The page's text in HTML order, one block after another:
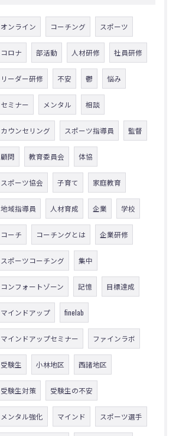
オンライン コーチング スポーツ
コロナ 部活動 人材研修 社員研修
リーダー研修 不安 鬱 悩み
セミナー メンタル 相談
カウンセリング スポーツ指導員 監督
顧問 教育委員会 体協
スポーツ協会 子育て 家庭教育
地域指導員 人材育成 企業 学校
コーチ コーチングとは 企業研修
スポーツコーチング 集中
コンフォートゾーン 記憶 目標達成
マインドアップ finelab
マインドアップセミナー ファインラボ
受験生 小林地区 西諸地区
受験生対策 受験生の不安
メンタル強化 マインド スポーツ選手